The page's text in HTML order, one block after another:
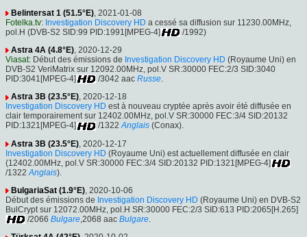
Belintersat 1 (51.5°E) , 2021-01-08
Fotelka.tv: Investigation Discovery HD a cessé sa diffusion sur 11230.00MHz,
pol.H (DVB-S2 SID:99 PID:1991[MPEG-4]
/1992)
Astra 4A (4.8°E), 2020-12-29
Viasat: Début des émissions de Investigation Discovery HD (Royaume Uni) en
DVB-S2 VeriMatrix sur 12092.00MHz, pol.V SR:30000 FEC:2/3 SID:3040
PID:3041[MPEG-4]
/3042 aac Russe.
Astra 3B (23.5°E), 2020-12-18
Investigation Discovery HD est à nouveau cryptée après avoir été diffusée en
clair temporairement sur 12402.00MHz, pol.V SR:30000 FEC:3/4 SID:20132
PID:1321[MPEG-4]
/1322 Anglais (Conax).
Astra 3B (23.5°E) , 2020-12-17
Investigation Discovery HD (Royaume Uni) est actuellement diffusée en clair
(12402.00MHz, pol.V SR:30000 FEC:3/4 SID:20132 PID:1321[MPEG-4]
/1322 Anglais).
BulgariaSat (1.9°E), 2020-10-06
Début des émissions de Investigation Discovery HD (Royaume Uni) en DVB-S2
BulCrypt sur 12072.00MHz, pol.H SR:30000 FEC:2/3 SID:613 PID:2065[H.265]
/2066 Bulgare,2068 aac Bulgare.